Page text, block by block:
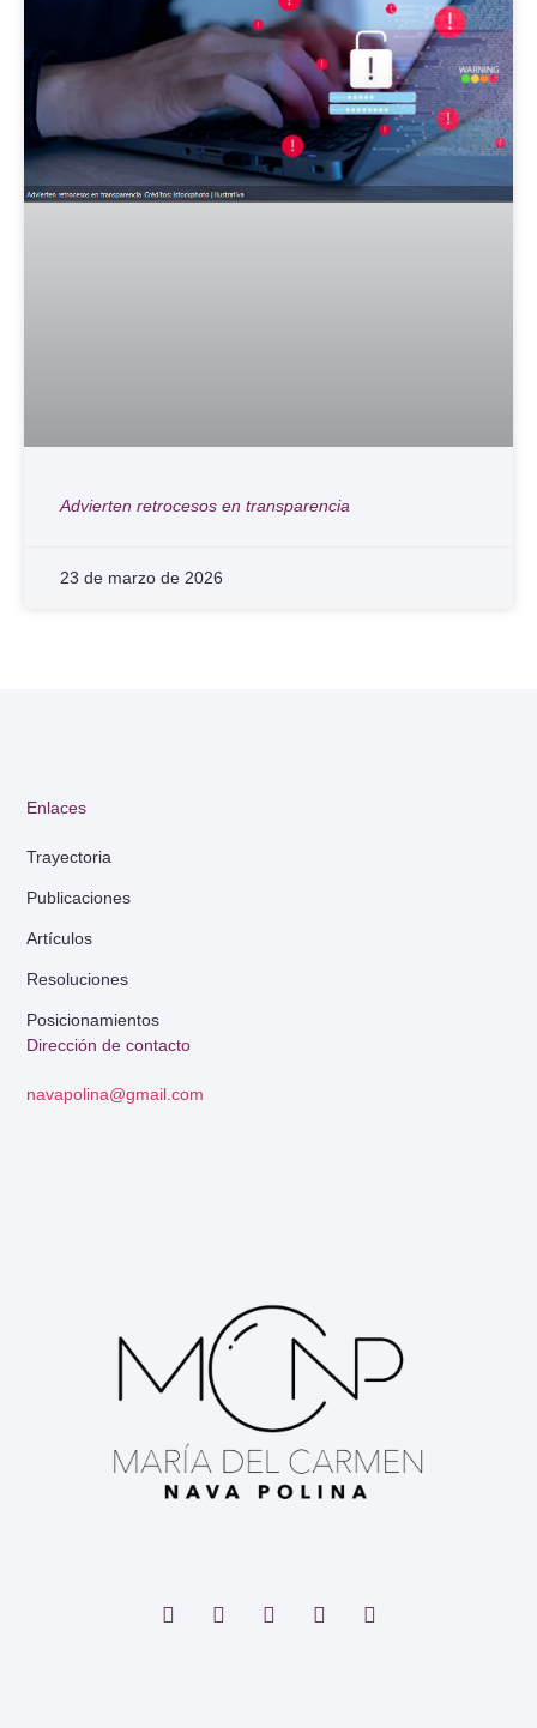
Advierten retrocesos en transparencia
23 de marzo de 2026
Dirección de contacto
navapolina@gmail.com
Enlaces
Trayectoria
Publicaciones
Artículos
Resoluciones
Posicionamientos